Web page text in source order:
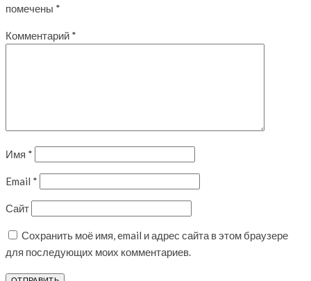
помечены *
Комментарий *
Имя *
Email *
Сайт
Сохранить моё имя, email и адрес сайта в этом браузере
для последующих моих комментариев.